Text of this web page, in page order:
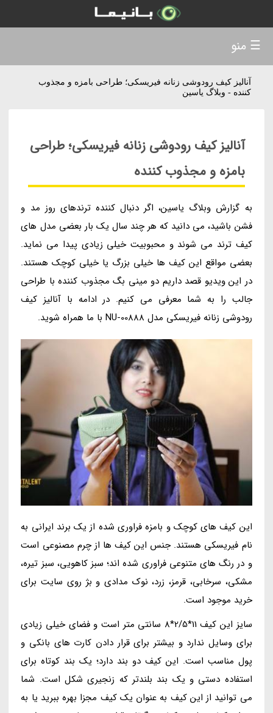
آنالیز کیف رودوشی زنانه فیریسکی؛ طراحی بامزه و مجذوب
کننده - وبلاگ یاسین
آنالیز کیف رودوشی زنانه فیریسکی؛ طراحی
بامزه و مجذوب کننده
به گزارش وبلاگ یاسین، اگر دنبال کننده ترندهای روز مد و
فشن باشید، می دانید که هر چند سال یک بار بعضی مدل های
کیف ترند می شوند و محبوبیت خیلی زیادی پیدا می نماید.
بعضی مواقع این کیف ها خیلی بزرگ یا خیلی کوچک هستند.
در این ویدیو قصد داریم دو مینی بگ مجذوب کننده با طراحی
جالب را به شما معرفی می کنیم. در ادامه با آنالیز کیف
رودوشی زنانه فیریسکی مدل NU-00888 با ما همراه شوید.
این کیف های کوچک و بامزه فراوری شده از یک برند ایرانی به
نام فیریسکی هستند. جنس این کیف ها از چرم مصنوعی است
و در رنگ های متنوعی فراوری شده اند؛ سبز کاهویی، سبز تیره،
مشکی، سرخابی، قرمز، زرد، نوک مدادی و بژ روی سایت برای
خرید موجود است.
سایز این کیف 11*2/5*8 سانتی متر است و فضای خیلی زیادی
برای وسایل ندارد و بیشتر برای قرار دادن کارت های بانکی و
پول مناسب است. این کیف دو بند دارد؛ یک بند کوتاه برای
استفاده دستی و یک بند بلندتر که زنجیری شکل است. شما
می توانید از این کیف به عنوان یک کیف مجزا بهره ببرید یا به
☰ منو